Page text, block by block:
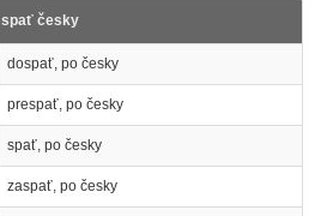
spať česky
dospať, po česky
prespať, po česky
spať, po česky
zaspať, po česky